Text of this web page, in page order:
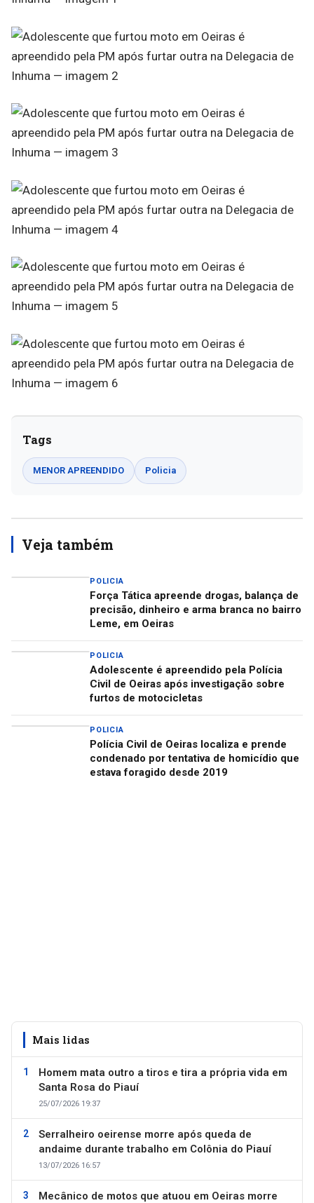
Tags
MENOR APREENDIDO Policia
Veja também
POLICIA
Força Tática apreende drogas, balança de
precisão, dinheiro e arma branca no bairro
Leme, em Oeiras
POLICIA
Adolescente é apreendido pela Polícia
Civil de Oeiras após investigação sobre
furtos de motocicletas
POLICIA
Polícia Civil de Oeiras localiza e prende
condenado por tentativa de homicídio que
estava foragido desde 2019
Mais lidas
Homem mata outro a tiros e tira a própria vida em
Santa Rosa do Piauí
25/07/2026 19:37
Serralheiro oeirense morre após queda de
andaime durante trabalho em Colônia do Piauí
13/07/2026 16:57
Mecânico de motos que atuou em Oeiras morre